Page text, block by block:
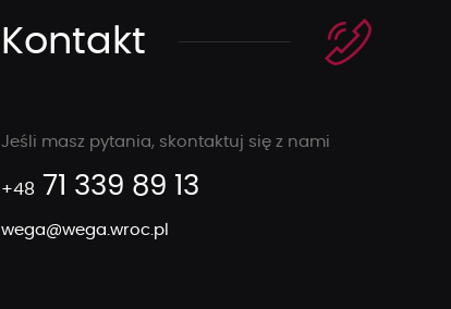
Kontakt
Jeśli masz pytania, skontaktuj się z nami
+48 71 339 89 13
wega@wega.wroc.pl